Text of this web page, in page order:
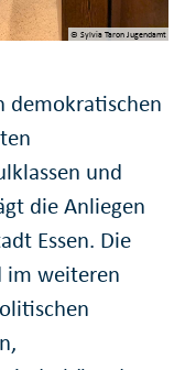
© Sylvia Taron Jugendamt
demokratischen
und
die Anliegen
Essen. Die
im weiteren